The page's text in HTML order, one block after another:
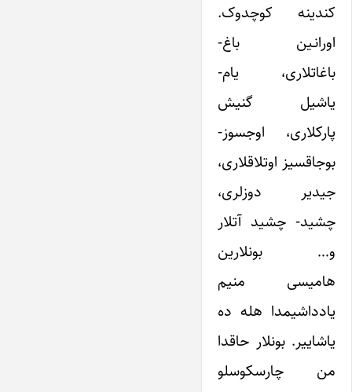
کندینه کوچدوک.
اورانـین باغ-
باغاتلاری، یام-
یاشیل گنیش
پارک‎لاری، اوجسوز-
بوجاق‎سیز اوتلاق‎لاری،
جیدیر دوزلری،
چشید- چشید آتلار
و… بونلارین
هامیسی منیم
یادداشیمدا هله ده
یاشاییر. بونلار حاقدا
من چارسکوسلو